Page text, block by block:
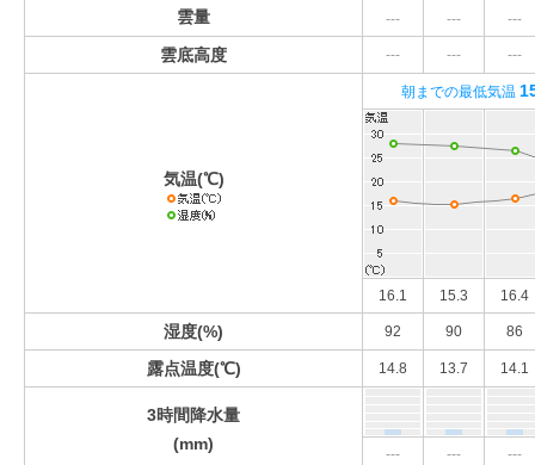
雲量 --- --- ---
雲底高度 --- --- ---
気温(℃)
朝までの最低気温
16.1 15.3 16.4
湿度(%) 92 90 86
露点温度(℃) 14.8 13.7 14.1
3時間降水量
(mm)
--- --- ---